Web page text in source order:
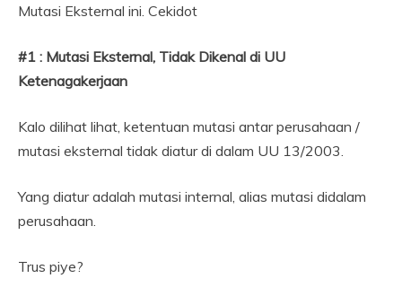
Mutasi Eksternal ini. Cekidot
#1 : Mutasi Eksternal, Tidak Dikenal di UU
Ketenagakerjaan
Kalo dilihat lihat, ketentuan mutasi antar perusahaan /
mutasi eksternal tidak diatur di dalam UU 13/2003.
Yang diatur adalah mutasi internal, alias mutasi didalam
perusahaan.
Trus piye?